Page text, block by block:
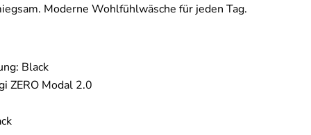
Moderne Wohlfühlwäsche für jeden Tag.
Black
ZERO Modal 2.0